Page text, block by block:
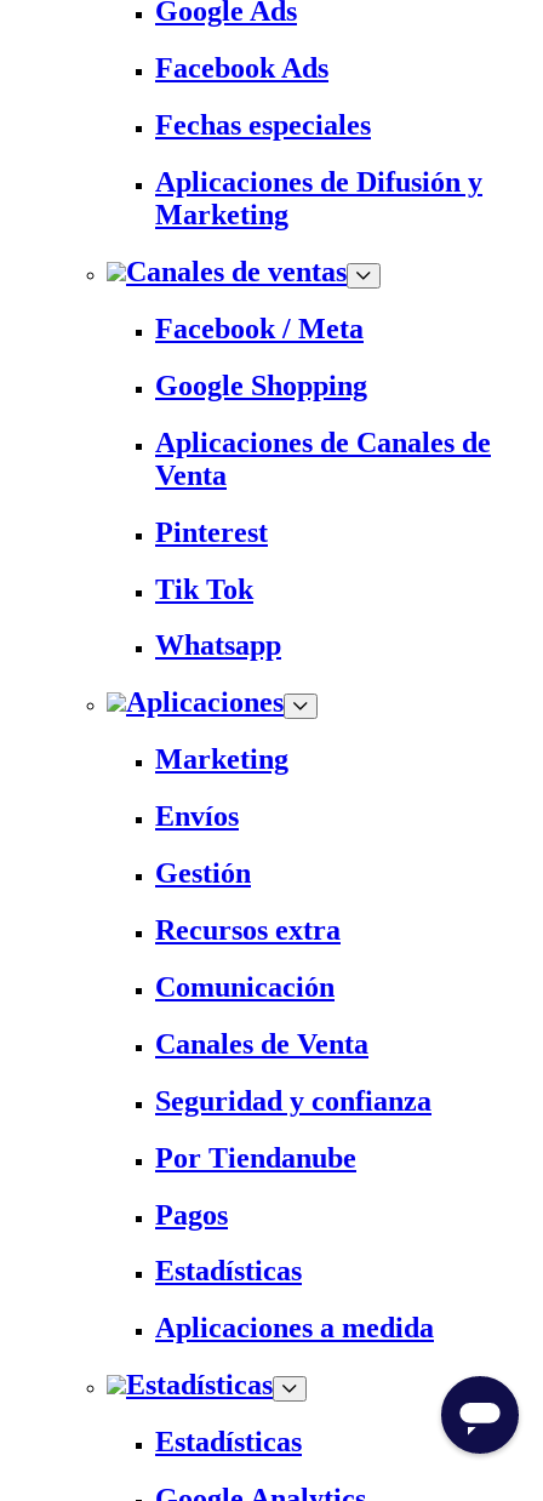
Google Ads
Facebook Ads
Fechas especiales
Aplicaciones de Difusión y
Marketing
Canales de ventas
Facebook / Meta
Google Shopping
Aplicaciones de Canales de
Venta
Pinterest
Tik Tok
Whatsapp
Aplicaciones
Marketing
Envíos
Gestión
Recursos extra
Comunicación
Canales de Venta
Seguridad y confianza
Por Tiendanube
Pagos
Estadísticas
Aplicaciones a medida
Estadísticas
Estadísticas